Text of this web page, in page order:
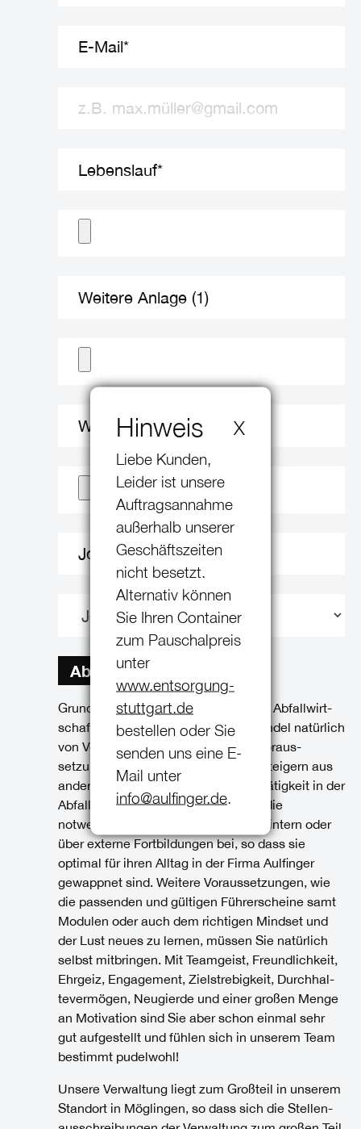
E-Mail*
Lebenslauf*
Weitere Anlage (1)
Weitere Anlage (2)
Job
Absenden
Grundsätzlich sind Kenntnisse in der Abfall­wirt­
schaft und im Schrott- und Metall­handel natürlich
von Vorteil, aber keine unbedingte Voraus­
setzung. Gerne bringen wir Querein­steigern aus
anderen Branchen, die sich für die Tätigkeit in der
Abfall­wirt­schaft interes­sieren, auch die
notwendigen fachlichen Kenntnisse intern oder
über externe Fortbil­dungen bei, so dass sie
optimal für ihren Alltag in der Firma Aulfinger
gewappnet sind. Weitere Voraus­set­zungen, wie
die passenden und gültigen Führer­scheine samt
Modulen oder auch dem richtigen Mindset und
der Lust neues zu lernen, müssen Sie natürlich
selbst mitbringen. Mit Teamgeist, Freund­lichkeit,
Ehrgeiz, Engagement, Zielstre­bigkeit, Durchhal­
te­vermögen, Neugierde und einer großen Menge
an Motivation sind Sie aber schon einmal sehr
gut aufgestellt und fühlen sich in unserem Team
bestimmt pudelwohl!
Unsere Verwaltung liegt zum Großteil in unserem
Standort in Möglingen, so dass sich die Stellen­
Hinweis X
Liebe Kunden,
Leider ist unsere
Auftragsannahme
außerhalb unserer
Geschäftszeiten
nicht besetzt.
Alternativ können
Sie Ihren Container
zum Pauschalpreis
unter
www.entsorgung-
stuttgart.de
bestellen oder Sie
senden uns eine E-
Mail unter
info@aulfinger.de